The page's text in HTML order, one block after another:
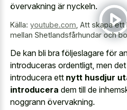
övervakning är nyckeln.
Källa: youtube.com, Att skapa ett
mellan Shetlandsfårhundar och
De kan bli bra följeslagare för
introduceras ordentligt, men
introducera ett nytt husdjur
introducera dem till de
noggrann övervakning.